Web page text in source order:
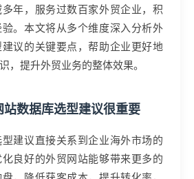
年，服务过数百家外贸企业，积
。本文将从多个维度深入分析外
议的关键要点，帮助企业更好地
，提升外贸业务的整体效果。
站数据库选型建议很重要
建议直接关系到企业海外市场的
良好的外贸网站能够带来更多的